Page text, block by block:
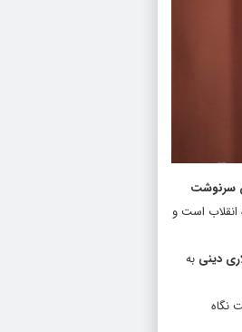
سرنوشت
است و
دینی به
نگاه